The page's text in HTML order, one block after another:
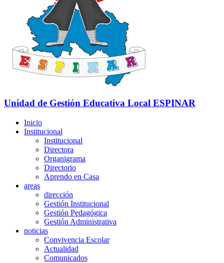
Unidad de Gestión Educativa Local ESPINAR
Inicio
Institucional
Institucional
Directora
Organigrama
Directorio
Aprendo en Casa
areas
dirección
Gestión Institucional
Gestión Pedagógica
Gestión Administrativa
noticias
Convivencia Escolar
Actualidad
Comunicados